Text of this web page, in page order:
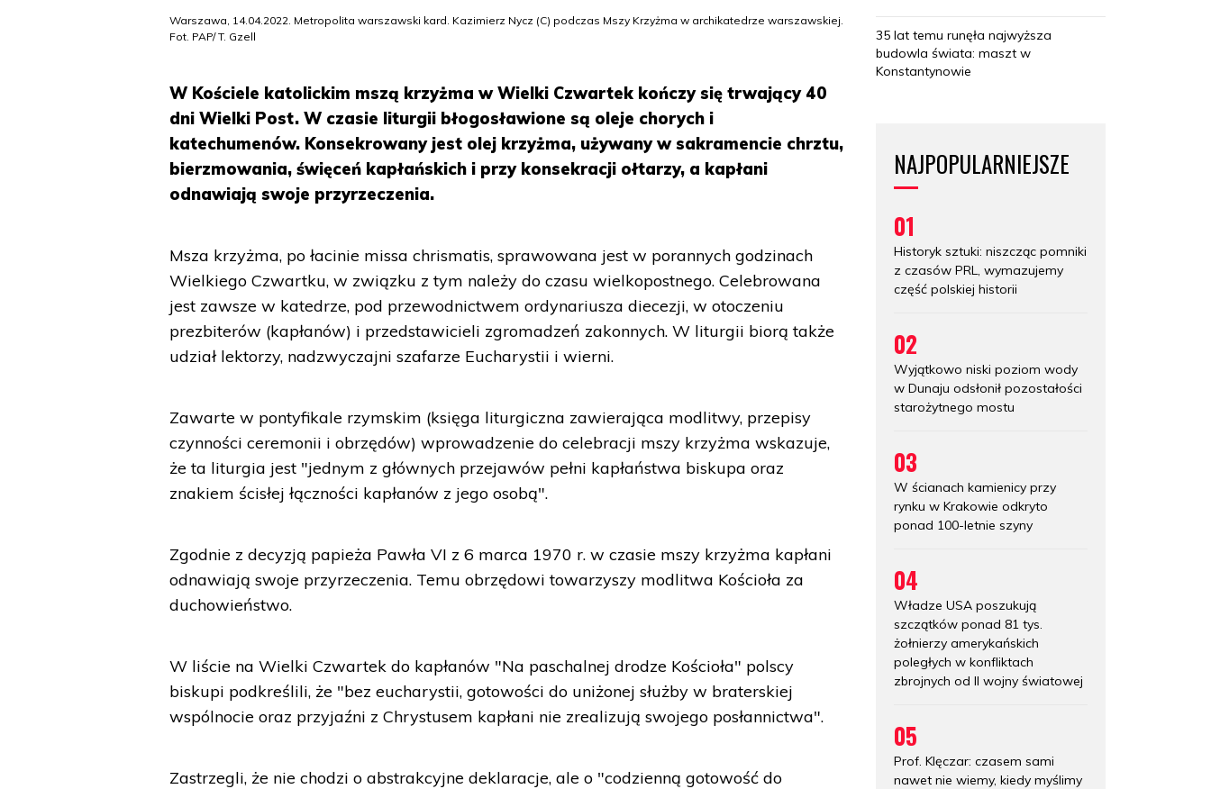
Warszawa, 14.04.2022. Metropolita warszawski kard. Kazimierz Nycz (C) podczas Mszy Krzyżma w archikatedrze warszawskiej.
Fot. PAP/ T. Gzell
W Kościele katolickim mszą krzyżma w Wielki Czwartek kończy się trwający 40
dni Wielki Post. W czasie liturgii błogosławione są oleje chorych i
katechumenów. Konsekrowany jest olej krzyżma, używany w sakramencie chrztu,
bierzmowania, święceń kapłańskich i przy konsekracji ołtarzy, a kapłani
odnawiają swoje przyrzeczenia.
Msza krzyżma, po łacinie missa chrismatis, sprawowana jest w porannych godzinach
Wielkiego Czwartku, w związku z tym należy do czasu wielkopostnego. Celebrowana
jest zawsze w katedrze, pod przewodnictwem ordynariusza diecezji, w otoczeniu
prezbiterów (kapłanów) i przedstawicieli zgromadzeń zakonnych. W liturgii biorą także
udział lektorzy, nadzwyczajni szafarze Eucharystii i wierni.
Zawarte w pontyfikale rzymskim (księga liturgiczna zawierająca modlitwy, przepisy
czynności ceremonii i obrzędów) wprowadzenie do celebracji mszy krzyżma wskazuje,
że ta liturgia jest "jednym z głównych przejawów pełni kapłaństwa biskupa oraz
znakiem ścisłej łączności kapłanów z jego osobą".
Zgodnie z decyzją papieża Pawła VI z 6 marca 1970 r. w czasie mszy krzyżma kapłani
odnawiają swoje przyrzeczenia. Temu obrzędowi towarzyszy modlitwa Kościoła za
duchowieństwo.
W liście na Wielki Czwartek do kapłanów "Na paschalnej drodze Kościoła" polscy
biskupi podkreślili, że "bez eucharystii, gotowości do uniżonej służby w braterskiej
wspólnocie oraz przyjaźni z Chrystusem kapłani nie zrealizują swojego posłannictwa".
Zastrzegli, że nie chodzi o abstrakcyjne deklaracje, ale o "codzienną gotowość do
35 lat temu runęła najwyższa
budowla świata: maszt w
Konstantynowie
NAJPOPULARNIEJSZE
01
Historyk sztuki: niszcząc pomniki
z czasów PRL, wymazujemy
część polskiej historii
02
Wyjątkowo niski poziom wody
w Dunaju odsłonił pozostałości
starożytnego mostu
03
W ścianach kamienicy przy
rynku w Krakowie odkryto
ponad 100-letnie szyny
04
Władze USA poszukują
szczątków ponad 81 tys.
żołnierzy amerykańskich
poległych w konfliktach
zbrojnych od II wojny światowej
05
Prof. Klęczar: czasem sami
nawet nie wiemy, kiedy myślimy